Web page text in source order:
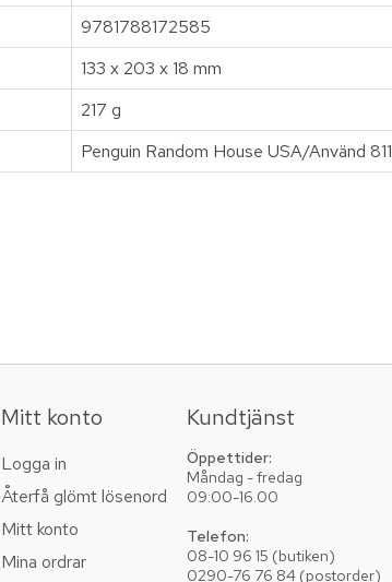
9781788172585
133 x 203 x 18 mm
217 g
Penguin Random House USA/Använd
Mitt konto
Logga in
Återfå glömt lösenord
Mitt konto
Mina ordrar
Kundtjänst
Öppettider:
Måndag - fredag
09:00-16.00
Telefon:
08-10 96 15 (butiken)
0290-76 76 84 (postorder)